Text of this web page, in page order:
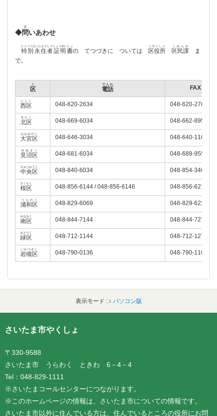
◆問
と
いあわせ
特別永住者証明書
とくべつえいじゅうしゃしょうめいしょ
の てつづきに ついては 区役所
くやくしょ
区民課
くみんか
ま
で。
区
く
電話
でんわ FAX
西区
にしく 048-620-2634 048-620-2768
北区
きたく 048-669-6034 048-662-8950
大宮区
おおみやく 048-646-3034 048-640-1100
見沼区
みぬまく 048-681-6034 048-689-9558
中央区
ちゅうおうく 048-840-6034 048-854-3462
桜区
さくらく 048-856-6144 / 048-856-6146 048-856-6271
浦和区
うらわく 048-829-6069 048-829-6234
南区
みなみく 048-844-7144 048-844-7278
緑区
みどりく 048-712-1144 048-712-1271
岩槻区
いわつきく 048-790-0136 048-790-1102
表示モード : パソコン版
さいたま市やくしょ
〒330-9588
さいたま市 うらわく ときわ 6－4－4
Tel：048-829-1111
※さいたまコールセンターにつながります。
※このホームページの情報は、さいたま市についての情報です。
さいたま市以外に住んでいる方は、住んでいるところの役所にお問